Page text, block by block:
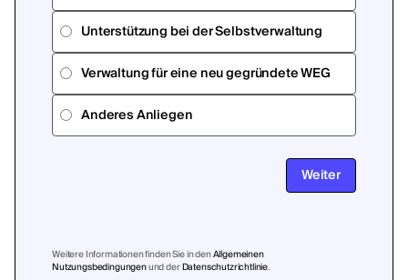
Unterstützung bei der Selbstverwaltung
Verwaltung für eine neu gegründete WEG
Anderes Anliegen
Weiter
Weitere Informationen finden Sie in denAllgemeinen
Nutzungsbedingungenund derDatenschutzrichtlinie.